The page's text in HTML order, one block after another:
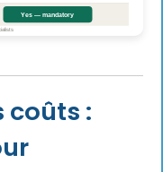
coûts :